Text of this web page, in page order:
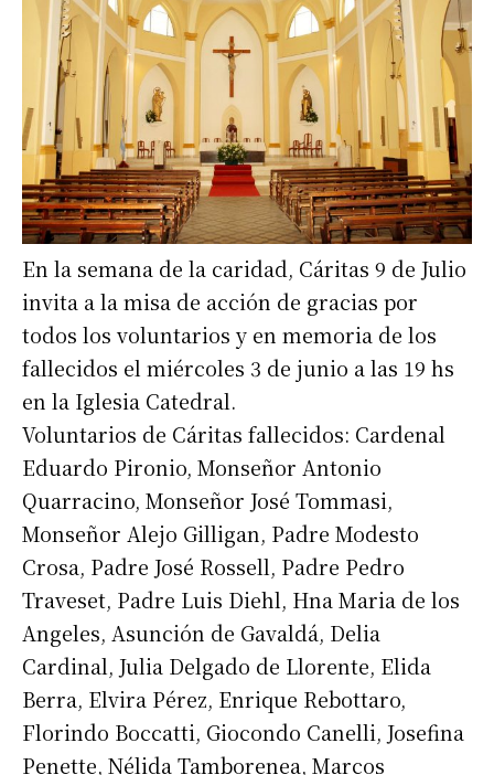
En la semana de la caridad, Cáritas 9 de Julio
invita a la misa de acción de gracias por
todos los voluntarios y en memoria de los
fallecidos el miércoles 3 de junio a las 19 hs
en la Iglesia Catedral.
Voluntarios de Cáritas fallecidos: Cardenal
Eduardo Pironio, Monseñor Antonio
Quarracino, Monseñor José Tommasi,
Monseñor Alejo Gilligan, Padre Modesto
Crosa, Padre José Rossell, Padre Pedro
Traveset, Padre Luis Diehl, Hna Maria de los
Angeles, Asunción de Gavaldá, Delia
Cardinal, Julia Delgado de Llorente, Elida
Berra, Elvira Pérez, Enrique Rebottaro,
Florindo Boccatti, Giocondo Canelli, Josefina
Penette, Nélida Tamborenea, Marcos